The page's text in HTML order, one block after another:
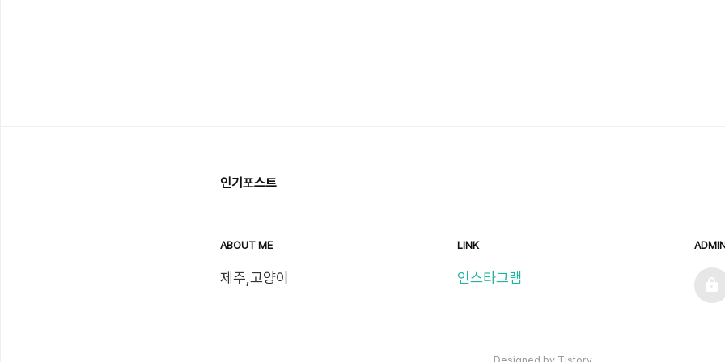
인기포스트
ABOUT ME
제주,고양이
LINK
인스타그램 admin